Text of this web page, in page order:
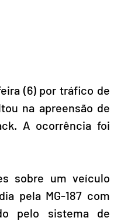
(6) por tráfico de
na apreensão de
A ocorrência foi
sobre um veículo
pela MG-187 com
pelo sistema de